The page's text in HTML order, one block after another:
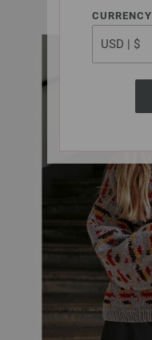
CURRENCY